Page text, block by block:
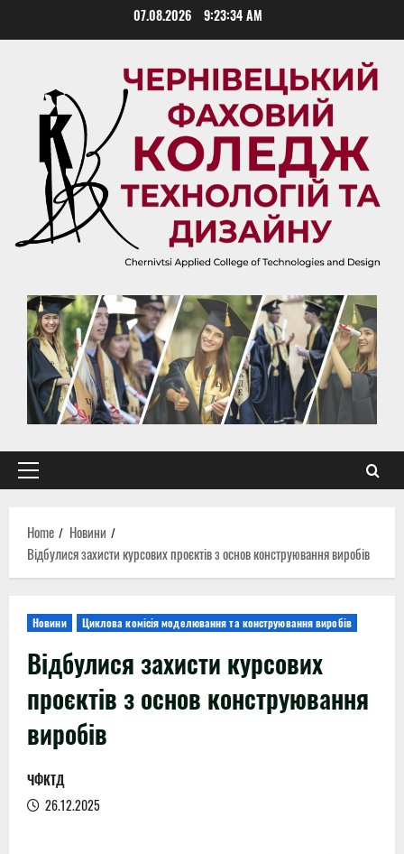
07.08.2026 9:23:35 AM
Primary
Home
Новини
Відбулися захисти курсових проєктів з основ конструювання виробів
Новини Циклова комісія моделювання та конструювання виробів
Відбулися захисти курсових
проєктів з основ конструювання
виробів
ЧФКТД
26.12.2025